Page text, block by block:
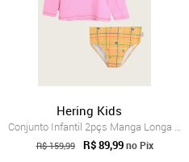
Hering Kids
Conjunto Infantil 2pçs Manga Longa Herin...
R$ 159,99 R$ 89,99 no Pix